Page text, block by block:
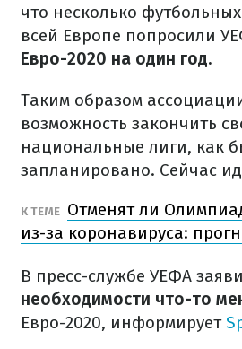
что несколько
всей Европе попросили
Евро-2020 на один год.
Таким образом
возможность закончить
национальные лиги, как
запланировано. Сейчас
К ТЕМЕ Отменят ли
из-за коронавируса:
В пресс-службе УЕФА
необходимости что-то
Евро-2020, информирует